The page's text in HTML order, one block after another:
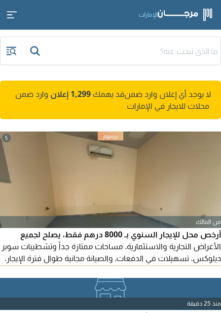
الإمارات
لا يوجد أي إعلان وارد ضمنقد يهمك 1,299 إعلان
وارد ضمن
محلات للايجار في الإمارات
5
من المالك
أرخص محل للإيجار السنوي بـ 8000 درهم فقط، يصلح لجميع
الأغراض التجارية والاستثمارية. مساحات ممتازة جداً وتشطيبات سوبر
ديلوكس. تسهيلات في الدفعات، والصيانة مجانية طوال فترة الإيجار.
تخفيضات القبائل وعلى مخرج دبي وعجمان.
منذ 25 دقيقة